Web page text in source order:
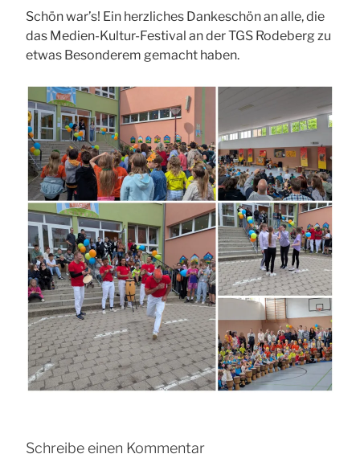
Schön war’s! Ein herzliches Dankeschön an alle, die
das Medien-Kultur-Festival an der TGS Rodeberg zu
etwas Besonderem gemacht haben.
Schreibe einen Kommentar